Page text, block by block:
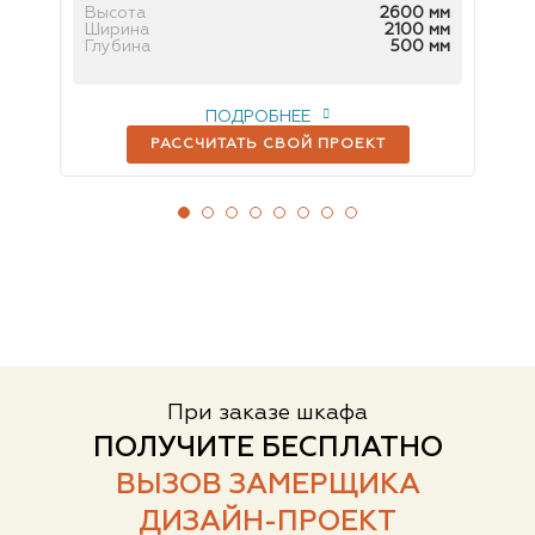
Высота
2600 мм
Ширина
2100 мм
Глубина
500 мм
РАССЧИТАТЬ СВОЙ ПРОЕКТ
ПОДРОБНЕЕ
При заказе шкафа
ПОЛУЧИТЕ БЕСПЛАТНО
ВЫЗОВ ЗАМЕРЩИКА
ДИЗАЙН-ПРОЕКТ